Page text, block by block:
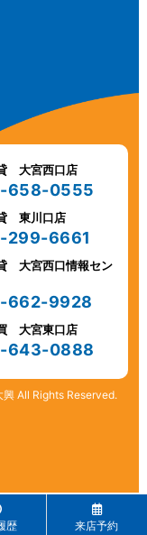
大宮西口店
658-0555
東川口店
299-6661
大宮西口情報セン
662-9928
大宮東口店
643-0888
All Rights Reserved.
歴 来店予約